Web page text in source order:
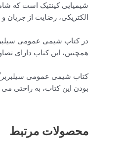
شیمیایی کینتیک است که
الکتریکی، رضایت از جریان
در کتاب شیمی عمومی
همچنین، این کتاب دارای
کتاب شیمی عمومی
بودن این کتاب، به راحتی
محصولات مرتبط